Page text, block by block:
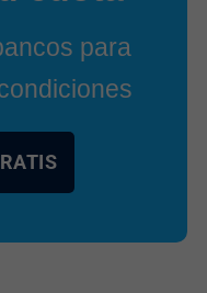
para